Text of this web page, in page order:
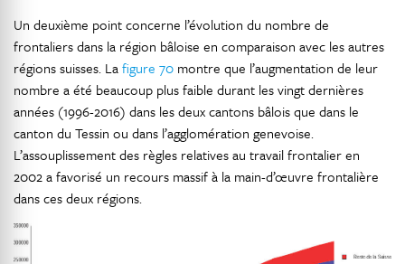
Un deuxième point concerne l’évolution du nombre de
frontaliers dans la région bâloise en comparaison avec les autres
régions suisses. Lafigure 70 montre que l’augmentation de leur
nombre a été beaucoup plus faible durant les vingt dernières
années (1996-2016) dans les deux cantons bâlois que dans le
canton du Tessin ou dans l’agglomération genevoise.
L’assouplissement des règles relatives au travail frontalier en
2002 a favorisé un recours massif à la main-d’œuvre frontalière
dans ces deux régions.